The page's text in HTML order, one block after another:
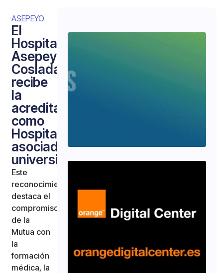
ASEPEYO
El
Hospital
Asepeyo
Coslada
recibe
la
acreditación
como
Hospital
asociado
universitario
Este
reconocimiento
destaca el
compromiso
de la
Mutua con
la
formación
médica, la